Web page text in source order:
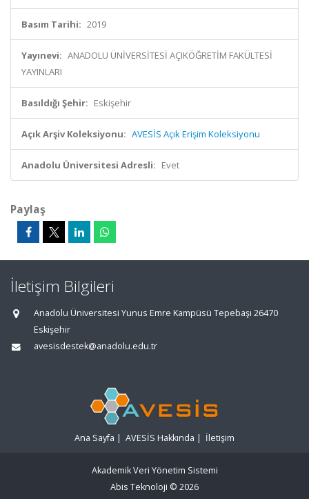
Basım Tarihi: 2019
Yayınevi: ANADOLU ÜNİVERSİTESİ AÇIKÖĞRETİM FAKÜLTESİ
YAYINLARI
Basıldığı Şehir: Eskişehir
Açık Arşiv Koleksiyonu: AVESİS Açık Erişim Koleksiyonu
Anadolu Üniversitesi Adresli: Evet
Paylaş
İletişim Bilgileri
Anadolu Üniversitesi Yunus Emre Kampüsü Tepebaşı 26470
Eskişehir
avesisdestek@anadolu.edu.tr
Ana Sayfa | AVESİS Hakkında | İletişim
Akademik Veri Yönetim Sistemi
Abis Teknoloji © 2026